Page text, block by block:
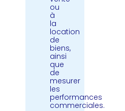
ou
à
la
location
de
biens,
ainsi
que
de
mesurer
les
performances
commerciales.